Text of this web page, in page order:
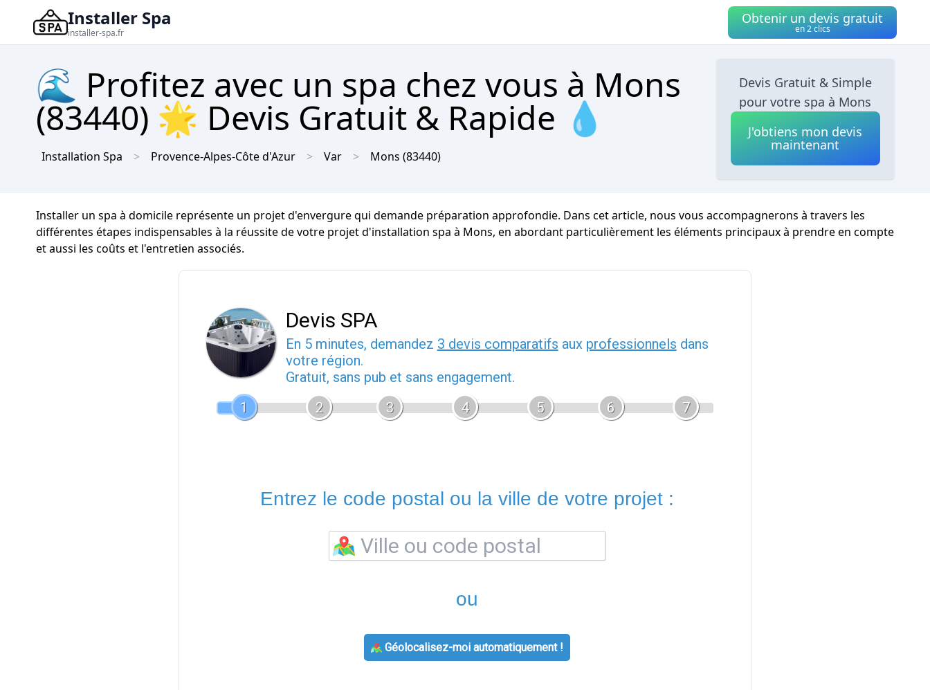
Installer Spa
installer-spa.fr
Obtenir un devis gratuit
en 2 clics
🌊 Profitez avec un spa chez vous à Mons
(83440) 🌟 Devis Gratuit & Rapide 💧
Installation Spa Provence-Alpes-Côte d'Azur Var Mons (83440)
Devis Gratuit & Simple
pour votre spa à Mons
J'obtiens mon devis
maintenant
Installer un spa à domicile représente un projet d'envergure qui demande préparation approfondie. Dans cet article, nous vous accompagnerons à travers les
différentes étapes indispensables à la réussite de votre projet d'installation spa à Mons, en abordant particulièrement les éléments principaux à prendre en compte
et aussi les coûts et l'entretien associés.
Devis SPA
En 5 minutes, demandez 3 devis comparatifs aux professionnels dans
votre région.
Gratuit, sans pub et sans engagement.
1
2 3 4 5 6 7
Entrez le code postal ou la ville de votre projet :
ou
Géolocalisez-moi automatiquement !